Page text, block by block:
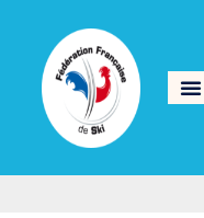
Le ski «